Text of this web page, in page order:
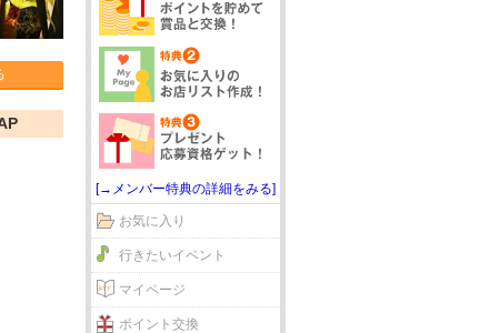
[→メンバー特典の詳細をみる]
お気に入り
行きたいイベント
マイページ
ポイント交換